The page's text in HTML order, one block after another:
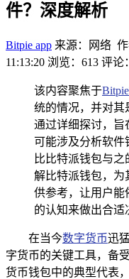
件？深度解析
Bitpie app 来源：网络
11:13:20 浏览：613 评论
该内容聚焦于
统的情况，并对其
通过详细探讨，旨
可能涉及分析软件
比比特派钱包与
解比特派钱包，为
供参考，让用户能
的认知来做出合适
在当今数字货币迅
字货币的关键工具，备
货币钱包中的典型代表